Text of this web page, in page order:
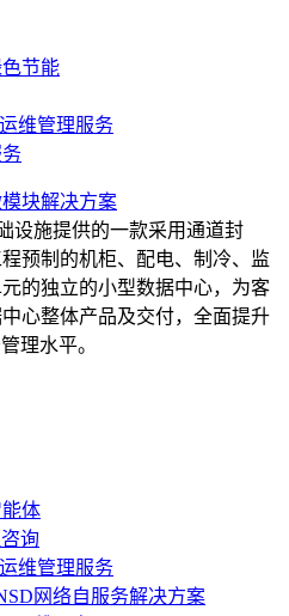
节能
维管理服务
块解决方案
设施提供的一款采用通道封
预制的机柜、配电、制冷、监
的独立的小型数据中心，为客
心整体产品及交付，全面提升
理水平。
体
询
维管理服务
网络自服务解决方案